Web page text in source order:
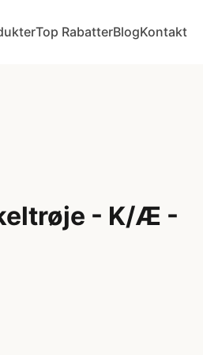
Top RabatterBlogKontakt
- K/Æ -